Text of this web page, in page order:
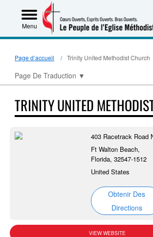
Menu
Page d’accueil Trinity United Methodist Church
Page De Traduction ▼
TRINITY UNITED
403 Racetrack Road
Ft Walton Beach,
Florida, 32547-1512
United States
Obtenir Des
Directions
VIEW WEBSITE